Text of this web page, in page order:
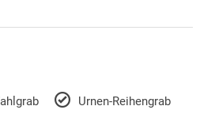
Urnen-Reihengrab